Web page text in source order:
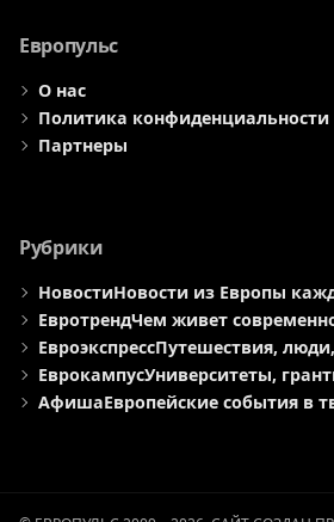
Европульс
О нас
Политика конфиденциальности
Партнеры
Рубрики
НовостиНовости из Европы
ЕвротрендЧем живет
ЕвроэкспрессПутешествия,
ЕврокампусУниверситеты,
АфишаЕвропейские события в